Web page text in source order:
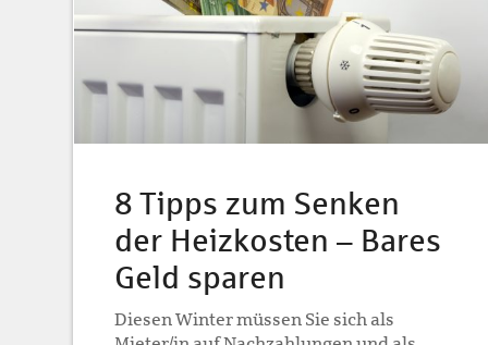
8 Tipps zum Senken
der Heizkosten – Bares
Geld sparen
Diesen Winter müssen Sie sich als